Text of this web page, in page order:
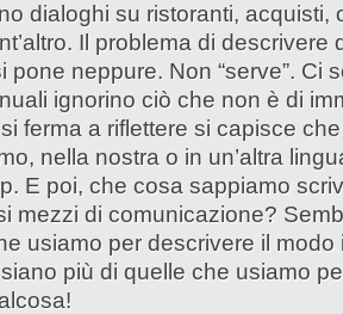
dialoghi su ristoranti, acquisti,
Il problema di descrivere
pone neppure. Non “serve”. Ci
ignorino ciò che non è di
ferma a riflettere si capisce
nella nostra o in un’altra
E poi, che cosa sappiamo
mezzi di comunicazione?
usiamo per descrivere il modo
più di quelle che usiamo